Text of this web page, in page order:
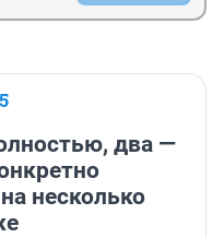
два —
несколько